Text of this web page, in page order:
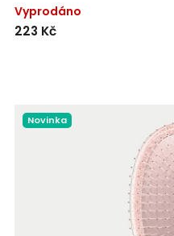
Vyprodáno
223 Kč
Novinka